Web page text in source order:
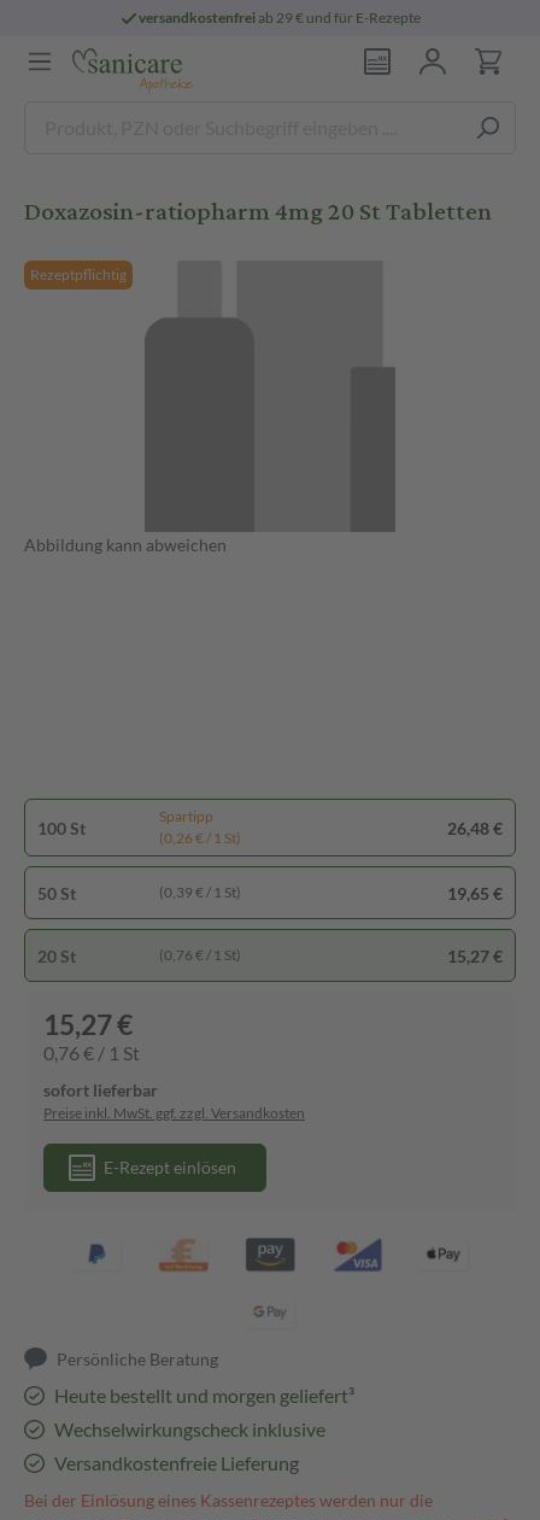
versandkostenfreiab 29 € und für E-Rezepte
Doxazosin-ratiopharm 4mg 20 St Tabletten
Rezeptpflichtig
Abbildung kann abweichen
100 St
Spartipp
(0,26 € / 1 St)
26,48 €
50 St (0,39 € / 1 St) 19,65 €
20 St (0,76 € / 1 St) 15,27 €
15,27 €
0,76 € / 1 St
sofort lieferbar
Preise inkl. MwSt. ggf. zzgl. Versandkosten
E-Rezept einlösen
Persönliche Beratung
Heute bestellt und morgen geliefert³
Wechselwirkungscheck inklusive
Versandkostenfreie Lieferung
Bei der Einlösung eines Kassenrezeptes werden nur die